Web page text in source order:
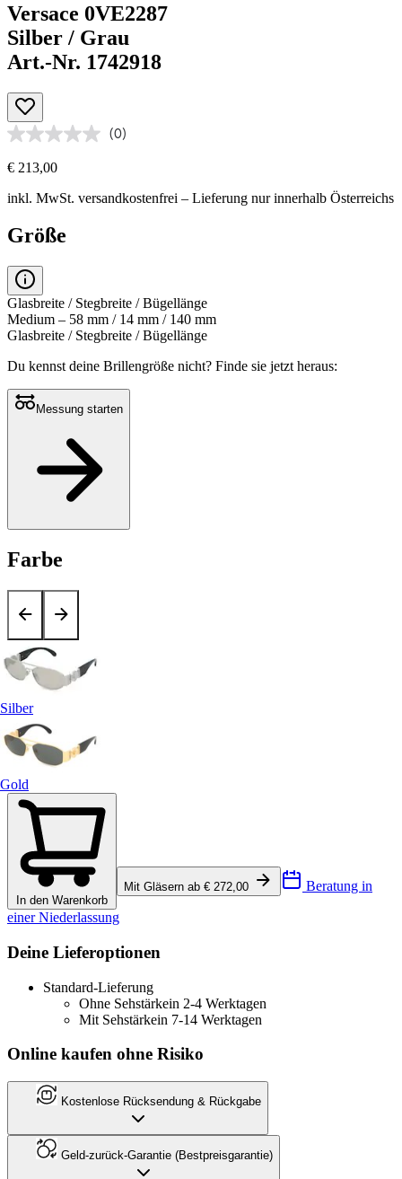
Versace 0VE2287
Silber / Grau
Art.-Nr. 1742918
(0)
€ 213,00
inkl. MwSt. versandkostenfrei – Lieferung nur innerhalb Österreichs
Größe
Glasbreite / Stegbreite / Bügellänge
Medium – 58 mm / 14 mm / 140 mm
Glasbreite / Stegbreite / Bügellänge
Du kennst deine Brillengröße nicht? Finde sie jetzt heraus:
Messung starten
Farbe
Silber
Gold
In den Warenkorb
Mit Gläsern ab € 272,00 Beratung in
einer Niederlassung
Deine Lieferoptionen
Standard-Lieferung
Ohne Sehstärkein 2-4 Werktagen
Mit Sehstärkein 7-14 Werktagen
Online kaufen ohne Risiko
Kostenlose Rücksendung & Rückgabe
Geld-zurück-Garantie (Bestpreisgarantie)